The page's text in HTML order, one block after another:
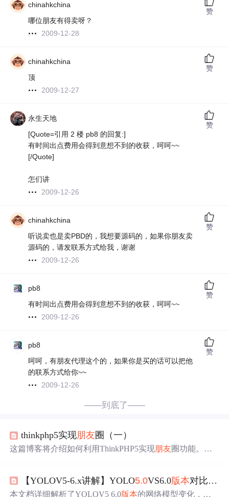
chinahkchina
哪位朋友有得卖呀？
2009-12-28
赞
chinahkchina
顶
2009-12-27
赞
永生天地
[Quote=引用 2 楼 pb8 的回复:]
有时间出点费用会得到意想不到的收获，呵呵~~
[/Quote]
怎们讲
2009-12-26
赞
chinahkchina
听说卖也是卖PBD的，我想要源码的，如果你朋友卖
源码的，请发联系方式给我，谢谢
2009-12-26
赞
pb8
有时间出点费用会得到意想不到的收获，呵呵~~
2009-12-26
赞
pb8
呵呵，有朋友代理这个的，如果你是买的话可以把他
的联系方式给你~~
2009-12-26
赞
——到底了——
thinkphp5实现朋友圈（一）
这篇博客将介绍如何利用ThinkPHP5实现朋友圈功能。主
息，好友表记录用户间的好友关系，动态表则用于存储用
户发布的动态及评论。通过理解这些表的关联，可以搭建
【YOLOV5-6.x讲解】YOLO5.0VS6.0版本对比+模型设计
本文档详细解析了YOLOV5 6.0版本的网络模型变化，包